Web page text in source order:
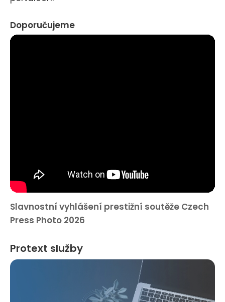
Doporučujeme
Slavnostní vyhlášení prestižní soutěže Czech
Press Photo 2026
Protext služby